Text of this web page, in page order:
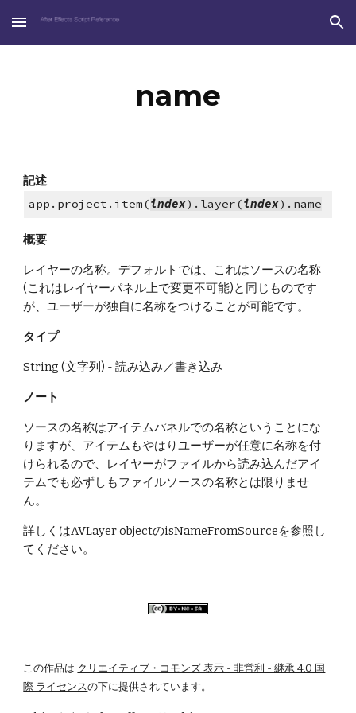
Skip to main content Skip to navigation
name
記述
app.project.item(index).layer(index).name
概要
レイヤーの名称。デフォルトでは、これはソースの名称
(これはレイヤーパネル上で変更不可能)と同じものです
が、ユーザーが独自に名称をつけることが可能です。
タイプ
String (文字列) - 読み込み／書き込み
ノート
ソースの名称はアイテムパネルでの名称ということにな
りますが、アイテムもやはりユーザーが任意に名称を付
けられるので、レイヤーがファイルから読み込んだアイ
テムでも必ずしもファイルソースの名称とは限りませ
ん。
詳しくはAVLayer objectのisNameFromSourceを参照し
てください。
この作品は クリエイティブ・コモンズ 表示 - 非営利 - 継承 4.0 国
際 ライセンスの下に提供されています。